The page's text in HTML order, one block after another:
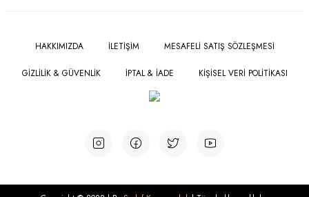
HAKKIMIZDA İLETİŞİM MESAFELİ SATIŞ SÖZLEŞMESİ
GİZLİLİK & GÜVENLİK İPTAL & İADE KİŞİSEL VERİ POLİTİKASI